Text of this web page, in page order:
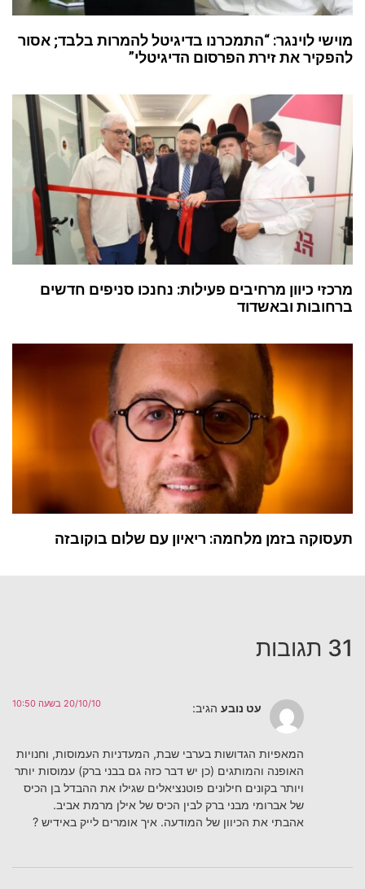
מוישי לוינגר: “התמכרנו בדיגיטל להמרות בלבד; אסור
להפקיר את זירת הפרסום הדיגיטלי”
מרכזי כיוון מרחיבים פעילות: נחנכו סניפים חדשים
ברחובות ובאשדוד
תעסוקה בזמן מלחמה: ריאיון עם שלום בוקובזה
31 תגובות
עט נובע הגיב: 20/10/10 בשעה 10:50
המאפיות הגדושות בערבי שבת, המעדניות העמוסות, וחנויות
האופנה והמותגים (כן יש דבר כזה גם בבני ברק) עמוסות יותר
ויותר בקונים חילונים פוטנציאלים שגילו את ההבדל בן הכיס
של אברומי מבני ברק לבין הכיס של אילן מרמת אביב.
אהבתי את הכיוון של המודעה. איך אומרים לייק באידיש ?